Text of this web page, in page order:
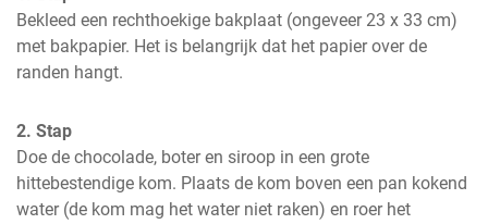
Bekleed een rechthoekige bakplaat (ongeveer 23 x 33 cm)
met bakpapier. Het is belangrijk dat het papier over de
randen hangt.
2. Stap
Doe de chocolade, boter en siroop in een grote
hittebestendige kom. Plaats de kom boven een pan kokend
water (de kom mag het water niet raken) en roer het